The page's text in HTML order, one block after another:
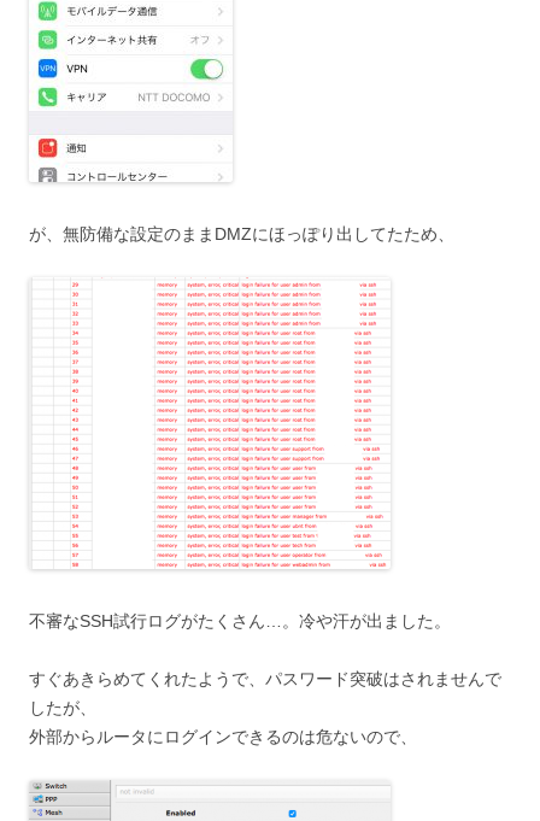
が、無防備な設定のままDMZにほっぽり出してたため、
不審なSSH試行ログがたくさん…。冷や汗が出ました。
すぐあきらめてくれたようで、パスワード突破はされませんで
したが、
外部からルータにログインできるのは危ないので、